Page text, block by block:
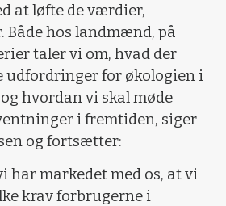
at løfte de værdier,
Både hos landmænd, på
taler vi om, hvad der
udfordringer for økologien i
hvordan vi skal møde
i fremtiden, siger
og fortsætter:
har markedet med os, at vi
krav forbrugerne i